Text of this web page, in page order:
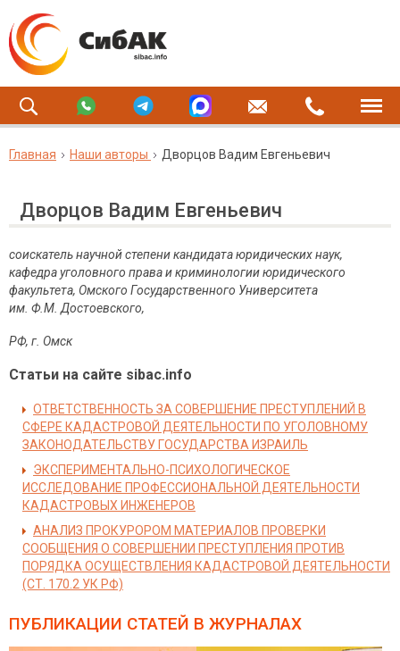
Главная Наши авторы Дворцов Вадим Евгеньевич
Дворцов Вадим Евгеньевич
соискатель научной степени кандидата юридических наук,
кафедра уголовного права и криминологии юридического
факультета, Омского Государственного Университета
им. Ф.М. Достоевского,
РФ, г. Омск
Статьи на сайте sibac.info
ОТВЕТСТВЕННОСТЬ ЗА СОВЕРШЕНИЕ ПРЕСТУПЛЕНИЙ В
СФЕРЕ КАДАСТРОВОЙ ДЕЯТЕЛЬНОСТИ ПО УГОЛОВНОМУ
ЗАКОНОДАТЕЛЬСТВУ ГОСУДАРСТВА ИЗРАИЛЬ
ЭКСПЕРИМЕНТАЛЬНО-ПСИХОЛОГИЧЕСКОЕ
ИССЛЕДОВАНИЕ ПРОФЕССИОНАЛЬНОЙ ДЕЯТЕЛЬНОСТИ
КАДАСТРОВЫХ ИНЖЕНЕРОВ
АНАЛИЗ ПРОКУРОРОМ МАТЕРИАЛОВ ПРОВЕРКИ
СООБЩЕНИЯ О СОВЕРШЕНИИ ПРЕСТУПЛЕНИЯ ПРОТИВ
ПОРЯДКА ОСУЩЕСТВЛЕНИЯ КАДАСТРОВОЙ ДЕЯТЕЛЬНОСТИ
(СТ. 170.2 УК РФ)
ПУБЛИКАЦИИ СТАТЕЙ В ЖУРНАЛАХ